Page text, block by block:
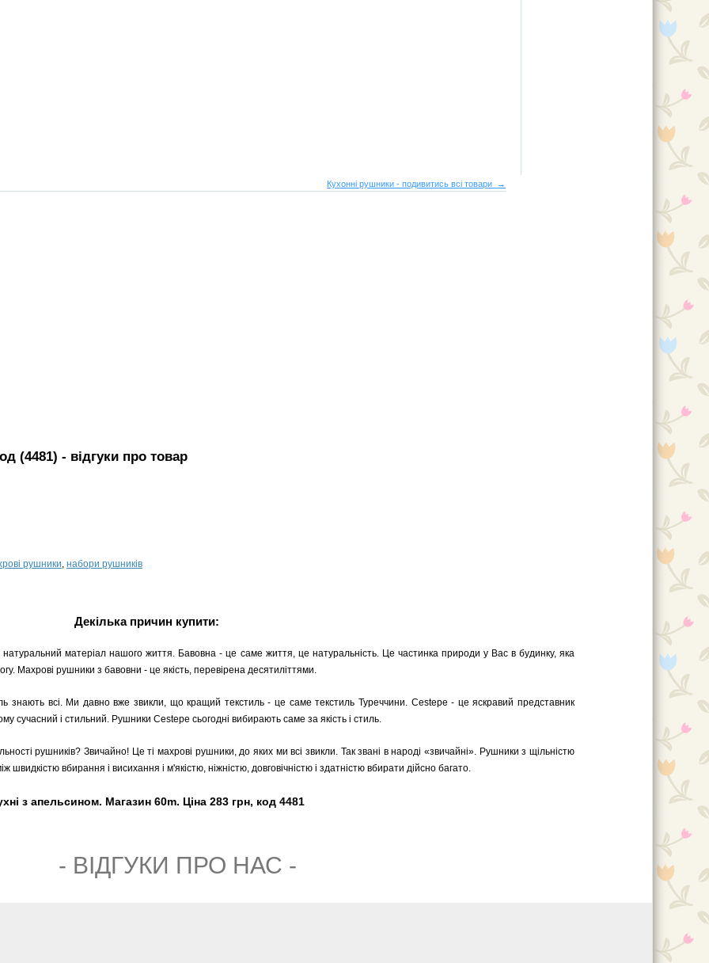
Кухонні рушники - подивитись всі товари →
(4481) - вiдгуки про товар
рушники, набори рушників
Декілька причин купити:
матеріал нашого життя. Бавовна - це саме життя, це натуральність. Це частинка природи у Вас в будинку, яка
Махрові рушники з бавовни - це якість, перевірена десятиліттями.
знають всі. Ми давно вже звикли, що кращий текстиль - це саме текстиль Туреччини. Cestepe - це яскравий представник
сучасний і стильний. Рушники Cestepe сьогодні вибирають саме за якість і стиль.
рушників? Звичайно! Це ті махрові рушники, до яких ми всі звикли. Так звані в народі «звичайні». Рушники з щільністю
вбирання і висихання і м'якістю, ніжністю, довговічністю і здатністю вбирати дійсно багато.
з апельсином. Магазин 60m. Ціна 283 грн, код 4481
- ВIДГУКИ ПРО НАС -